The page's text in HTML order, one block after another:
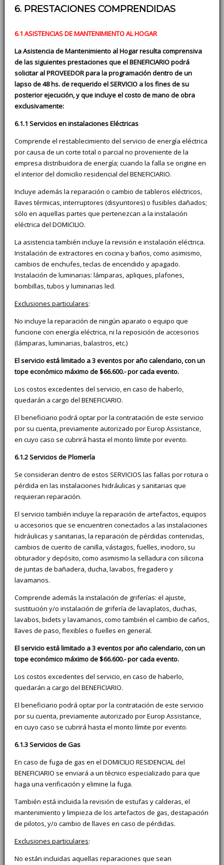
6. PRESTACIONES COMPRENDIDAS
6.1 ASISTENCIAS DE MANTENIMIENTO AL HOGAR
La Asistencia de Mantenimiento al Hogar resulta comprensiva
de las siguientes prestaciones que el BENEFICIARIO podrá
solicitar al PROVEEDOR para la programación dentro de un
lapso de 48 hs. de requerido el SERVICIO a los fines de su
posterior ejecución, y que incluye el costo de mano de obra
exclusivamente:
6.1.1 Servicios en instalaciones Eléctricas
Comprende el restablecimiento del servicio de energía eléctrica
por causa de un corte total o parcial no proveniente de la
empresa distribuidora de energía; cuando la falla se origine en
el interior del domicilio residencial del BENEFICIARIO.
Incluye además la reparación o cambio de tableros eléctricos,
llaves térmicas, interruptores (disyuntores) o fusibles dañados;
sólo en aquellas partes que pertenezcan a la instalación
eléctrica del DOMICILIO.
La asistencia también incluye la revisión e instalación eléctrica.
Instalación de extractores en cocina y baños, como asimismo,
cambios de enchufes, teclas de encendido y apagado.
Instalación de luminarias: lámparas, apliques, plafones,
bombillas, tubos y luminarias led.
Exclusiones particulares:
No incluye la reparación de ningún aparato o equipo que
funcione con energía eléctrica, ni la reposición de accesorios
(lámparas, luminarias, balastros, etc.)
El servicio está limitado a 3 eventos por año calendario, con un
tope económico máximo de $66.600.- por cada evento.
Los costos excedentes del servicio, en caso de haberlo,
quedarán a cargo del BENEFICIARIO.
El beneficiario podrá optar por la contratación de este servicio
por su cuenta, previamente autorizado por Europ Assistance,
en cuyo caso se cubrirá hasta el monto límite por evento.
6.1.2 Servicios de Plomería
Se consideran dentro de estos SERVICIOS las fallas por rotura o
pérdida en las instalaciones hidráulicas y sanitarias que
requieran reparación.
El servicio también incluye la reparación de artefactos, equipos
u accesorios que se encuentren conectados a las instalaciones
hidráulicas y sanitarias, la reparación de pérdidas contenidas,
cambios de cuerito de canilla, vástagos, fuelles, inodoro, su
obturador y depósito, como asimismo la selladura con silicona
de juntas de bañadera, ducha, lavabos, fregadero y
lavamanos.
Comprende además la instalación de griferías: el ajuste,
sustitución y/o instalación de grifería de lavaplatos, duchas,
lavabos, bidets y lavamanos, como también el cambio de caños,
llaves de paso, flexibles o fuelles en general.
El servicio está limitado a 3 eventos por año calendario, con un
tope económico máximo de $66.600.- por cada evento.
Los costos excedentes del servicio, en caso de haberlo,
quedarán a cargo del BENEFICIARIO.
El beneficiario podrá optar por la contratación de este servicio
por su cuenta, previamente autorizado por Europ Assistance,
en cuyo caso se cubrirá hasta el monto límite por evento.
6.1.3 Servicios de Gas
En caso de fuga de gas en el DOMICILIO RESIDENCIAL del
BENEFICIARIO se enviará a un técnico especializado para que
haga una verificación y elimine la fuga.
También está incluida la revisión de estufas y calderas, el
mantenimiento y limpieza de los artefactos de gas, destapación
de pilotos, y/o cambio de llaves en caso de pérdidas.
Exclusiones particulares:
No están incluidas aquellas reparaciones que sean